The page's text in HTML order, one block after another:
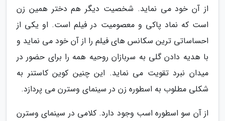
از آن خود می نماید. شخصیت دیگر هم دختر همین زن
است که نماد پاکی و معصومیت در فیلم است. او یکی از
احساساتی ترین سکانس های فیلم را از آن خود می نماید و
با هدیه دادن گلی به سربازان روحیه همه را برای حضور در
میدان نبرد تقویت می نماید. این چنین کوین کاستنر به
شکلی مطلوب به اسطوره زن در سینمای وسترن می پردازد.
از آن سو اسطوره اسب وجود دارد. کلامی در سینمای وسترن